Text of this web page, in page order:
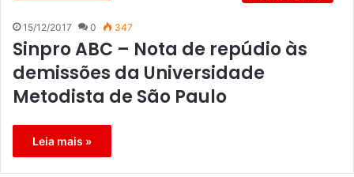
15/12/2017 0 347
Sinpro ABC – Nota de repúdio às
demissões da Universidade
Metodista de São Paulo
Leia mais »